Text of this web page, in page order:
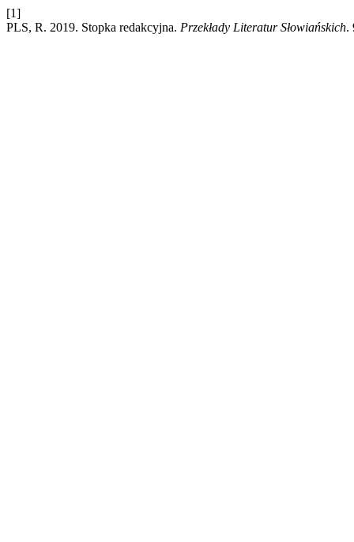
[1]
PLS, R. 2019. Stopka redakcyjna. Przekłady Literatur Słowiańskich.